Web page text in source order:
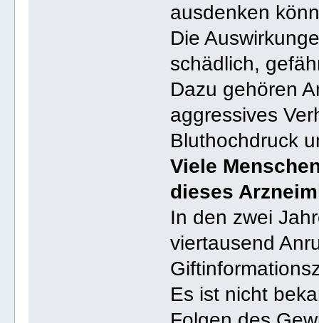
ausdenken
Die
schädlich,
Dazu gehören
aggressives
Bluthochdruck
Viele
dieses
In den zwei
viertausend
Es ist nicht